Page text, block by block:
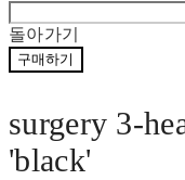
돌아가기
구매하기
surgery 3-
'black'